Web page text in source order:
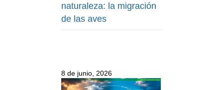
naturaleza: la migración
de las aves
8 de junio, 2026